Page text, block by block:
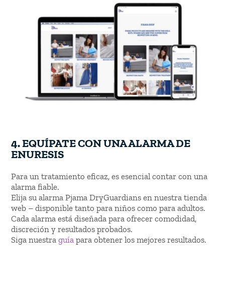
4.EQUÍPATE CON UNA ALARMA DE
ENURESIS
Para un tratamiento eficaz, es esencial contar con una
alarma fiable.
Elija su alarma Pjama DryGuardians en nuestra tienda
web – disponible tanto para niños como para adultos.
Cada alarma está diseñada para ofrecer comodidad,
discreción y resultados probados.
Siga nuestraguía para obtener los mejores resultados.